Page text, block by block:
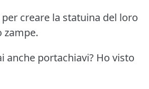
creare la statuina del loro
zampe.
anche portachiavi? Ho visto